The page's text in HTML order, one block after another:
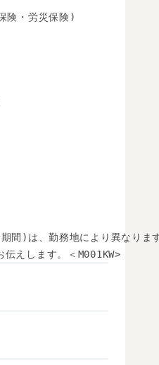
険・労災保険)
間)は、勤務地により異なりま
えします。＜M001KW>